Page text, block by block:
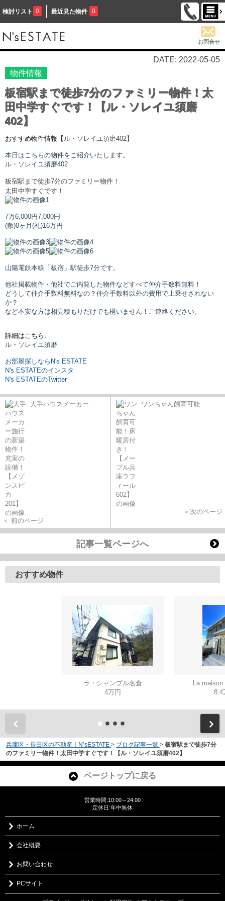
検討リスト 0 最近見た物件 0
お問合せ
DATE: 2022-05-05
物件情報
板宿駅まで徒歩7分のファミリー物件！太
田中学すぐです！【ル・ソレイユ須磨
402】
おすすめ物件情報【 ル・ソレイユ須磨402】
本日はこちらの物件をご紹介いたします。
ル・ソレイユ須磨402
板宿駅まで徒歩7分のファミリー物件！
太田中学すぐです！
7万6,000円7,000円
(敷)0ヶ月 (礼)16万円
山陽電鉄本線「板宿」駅徒歩7分です。
他社掲載物件・他社でご内覧した物件などすべて仲介手数料無料！
どうして仲介手数料無料なの？仲介手数料以外の費用で上乗せされない
か？
など不安な方は相見積もりだけでも構いません！ご連絡ください。
詳細はこちら↓
ル・ソレイユ須磨
お部屋探しならN's ESTATE
N's ESTATEのインスタ
N's ESTATEのTwitter
大手ハウスメーカー...
＜ 前のページ
ワンちゃん飼育可能...
＞次のページ
記事一覧ページへ
おすすめ物件
ラ・シャンブル名倉
4万円
La maison
8.4
兵庫区・長田区の不動産｜N’sESTATE > ブログ記事一覧 > 板宿駅まで徒歩7分
のファミリー物件！太田中学すぐです！【ル・ソレイユ須磨402】
ページトップに戻る
営業時間:10:00～24:00
定休日:年中無休
ホーム
会社概要
お問い合わせ
PCサイト